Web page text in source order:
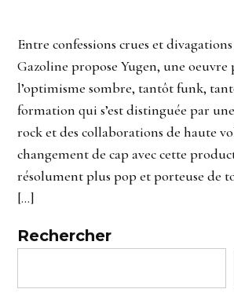
Entre confessions crues et divagations
Gazoline propose Yugen, une
l’optimisme sombre, tantôt funk,
formation qui s’est distinguée par
rock et des collaborations de haute
changement de cap avec cette
résolument plus pop et porteuse de
[…]
Rechercher